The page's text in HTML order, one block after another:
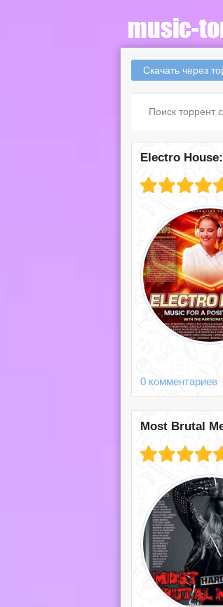
Скачать через
Electro
0 комментариев
Most Brutal